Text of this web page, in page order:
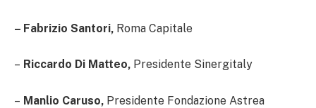
– Fabrizio Santori, Roma Capitale
– Riccardo Di Matteo, Presidente Sinergitaly
– Manlio Caruso, Presidente Fondazione Astrea